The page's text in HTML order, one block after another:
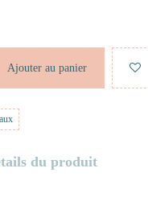
Ajouter au panier
du produit